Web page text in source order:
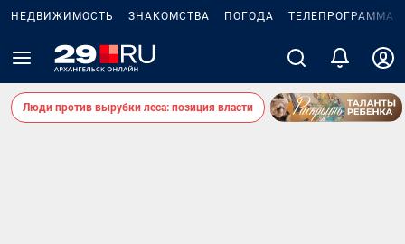
НЕДВИЖИМОСТЬ ЗНАКОМСТВА ПОГОДА ТЕЛЕПРОГРАММА
Люди против вырубки леса: позиция власти